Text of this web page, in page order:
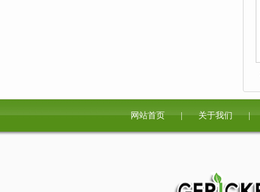
网站首页 | 关于我们 |